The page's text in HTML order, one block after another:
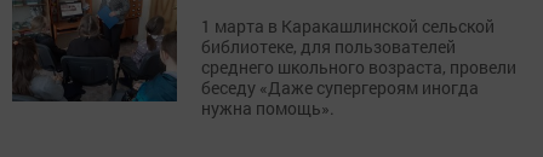
1 марта в Каракашлинской сельской
библиотеке, для пользователей
среднего школьного возраста, провели
беседу «Даже супергероям иногда
нужна помощь».